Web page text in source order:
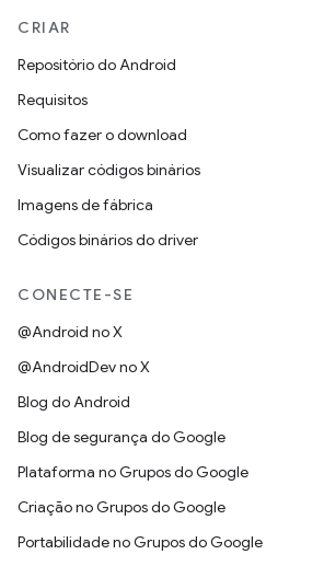
CRIAR
Repositório do Android
Requisitos
Como fazer o download
Visualizar códigos binários
Imagens de fábrica
Códigos binários do driver
CONECTE-SE
@Android no X
@AndroidDev no X
Blog do Android
Blog de segurança do Google
Plataforma no Grupos do Google
Criação no Grupos do Google
Portabilidade no Grupos do Google